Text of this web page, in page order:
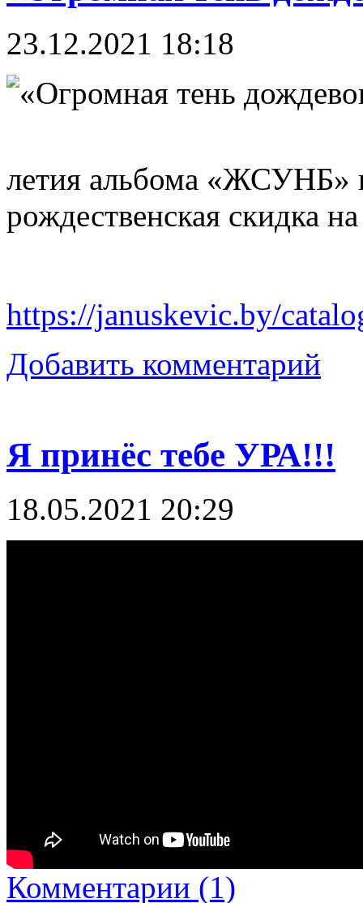
23.12.2021 18:18
летия альбома «ЖСУНБ»
рождественская скидка
https://januskevic.by/
Добавить комментарий
Я принёс тебе УРА!!!
18.05.2021 20:29
Комментарии (1)